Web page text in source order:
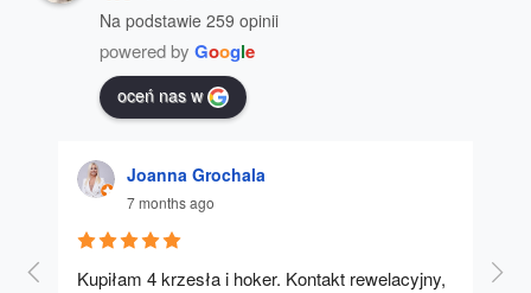
Na podstawie 259 opinii
powered by Google
oceń nas w
Joanna Grochala
7 months ago
Kupiłam 4 krzesła i hoker. Kontakt rewelacyjny,
A